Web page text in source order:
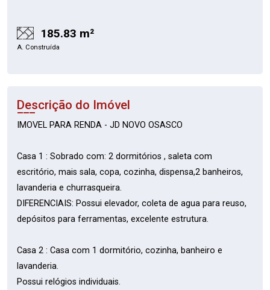
185.83 m²
A. Construída
Descrição do Imóvel
IMOVEL PARA RENDA - JD NOVO OSASCO
Casa 1 : Sobrado com: 2 dormitórios , saleta com
escritório, mais sala, copa, cozinha, dispensa,2 banheiros,
lavanderia e churrasqueira.
DIFERENCIAIS: Possui elevador, coleta de agua para reuso,
depósitos para ferramentas, excelente estrutura.
Casa 2 : Casa com 1 dormitório, cozinha, banheiro e
lavanderia.
Possui relógios individuais.